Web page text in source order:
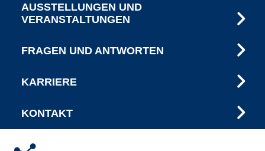
AUSSTELLUNGEN UND
VERANSTALTUNGEN
FRAGEN UND ANTWORTEN
KARRIERE
KONTAKT